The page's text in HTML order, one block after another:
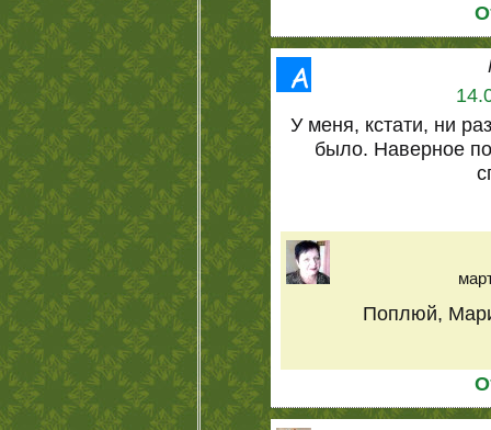
У меня, кстати, ни
было. Наверное
Поплюй,